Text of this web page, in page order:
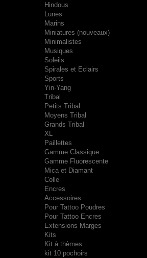
Hindous
Lunes
Marins
Miniatures (nouveaux)
Minimalistes
Musiques
Soleils
Spirales et Eclairs
Sports
Yin-Yang
Tribal
Petits Tribal
Moyens Tribal
Grands Tribal
XL
Paillettes
Gamme Classique
Gamme Fluorescente
Mica et Diamant
Colle
Encres
Accessoires
Pour Tattoo Poudres
Pour Tattoo Encres
Extensions Marges
Kits
Kit à thèmes
kit 10 pochoirs